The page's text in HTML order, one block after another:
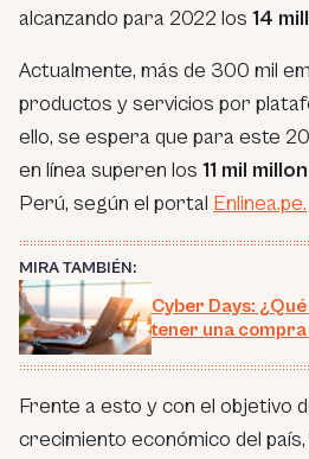
alcanzando para 2022 los 14
Actualmente, más de 300 mil
productos y servicios por
ello, se espera que para este
en línea superen los 11 mil
Perú, según el portal Enlinea.pe.
MIRA TAMBIÉN:
Cyber Days:
tener una
Frente a esto y con el objetivo
crecimiento económico del país,